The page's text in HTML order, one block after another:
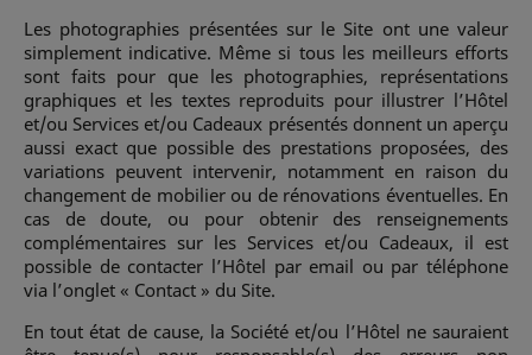
Les photographies présentées sur le Site ont une valeur
simplement indicative. Même si tous les meilleurs efforts
sont faits pour que les photographies, représentations
graphiques et les textes reproduits pour illustrer l’Hôtel
et/ou Services et/ou Cadeaux présentés donnent un aperçu
aussi exact que possible des prestations proposées, des
variations peuvent intervenir, notamment en raison du
changement de mobilier ou de rénovations éventuelles. En
cas de doute, ou pour obtenir des renseignements
complémentaires sur les Services et/ou Cadeaux, il est
possible de contacter l’Hôtel par email ou par téléphone
via l’onglet « Contact » du Site.
En tout état de cause, la Société et/ou l’Hôtel ne sauraient